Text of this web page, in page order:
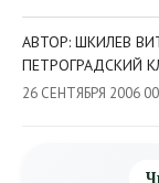
АВТОР: ШКИЛЕВ
ПЕТРОГРАДСКИЙ
26 СЕНТЯБРЯ 2006